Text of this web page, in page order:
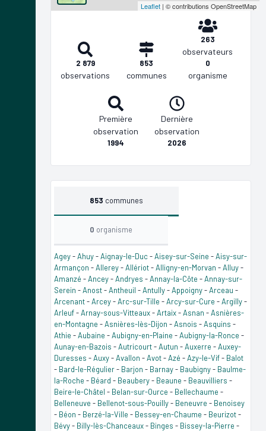
Leaflet | © contributions OpenStreetMap
2 879
observations
853
communes
263
observateurs
0
organisme
Première
observation
1994
Dernière
observation
2026
853 communes
0 organisme
Agey-Ahuy-Aignay-le-Duc -Aisey-sur-Seine -Aisy-sur-
Armançon -Allerey-Allériot-Alligny-en-Morvan -Alluy-
Amanzé -Ancey-Andryes -Annay-la-Côte -Annay-sur-
Serein -Anost-Antheuil -Antully-Appoigny-Arceau -
Arcenant-Arcey-Arc-sur-Tille -Arcy-sur-Cure -Argilly-
Arleuf-Arnay-sous-Vitteaux-Artaix-Asnan -Asnières-
en-Montagne -Asnières-lès-Dijon -Asnois -Asquins -
Athie -Aubaine -Aubigny-en-Plaine -Aubigny-la-Ronce -
Aunay-en-Bazois -Autricourt-Autun -Auxerre -Auxey-
Duresses -Auxy-Avallon -Avot-Azé -Azy-le-Vif- Balot
- Bard-le-Régulier- Barjon - Barnay- Baubigny- Baulme-
la-Roche - Béard - Beaubery- Beaune - Beauvilliers -
Beire-le-Châtel - Belan-sur-Ource - Bellechaume -
Belleneuve - Bellenot-sous-Pouilly- Beneuvre - Benoisey
- Béon - Berzé-la-Ville - Bessey-en-Chaume - Beurizot-
Bévy- Billy-lès-Chanceaux- Binges - Bissey-la-Pierre -